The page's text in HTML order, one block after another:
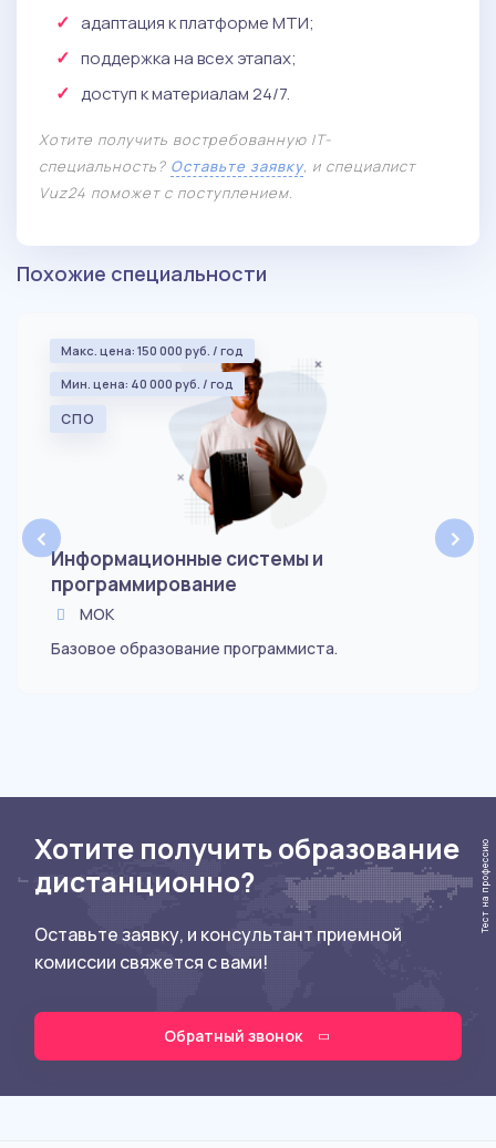
адаптация к платформе МТИ;
поддержка на всех этапах;
доступ к материалам 24/7.
Хотите получить востребованную IT-
специальность? Оставьте заявку, и специалист
Vuz24 поможет с поступлением.
Похожие специальности
‹
Макс. цена: 150 000 руб. / год
Мин. цена: 40 000 руб. / год
СПО
Информационные системы и
программирование
МОК
Базовое образование программиста.
›
Хотите получить образование
дистанционно?
Оставьте заявку, и консультант приемной
комиссии свяжется с вами!
Обратный звонок
Тест на профессию